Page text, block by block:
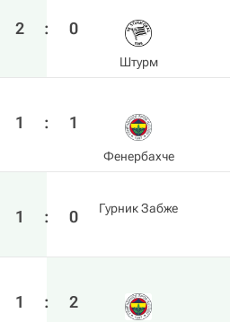
2 : 0
Штурм
1 : 1
Фенербахче
1 : 0 Гурник Забже
1 : 2